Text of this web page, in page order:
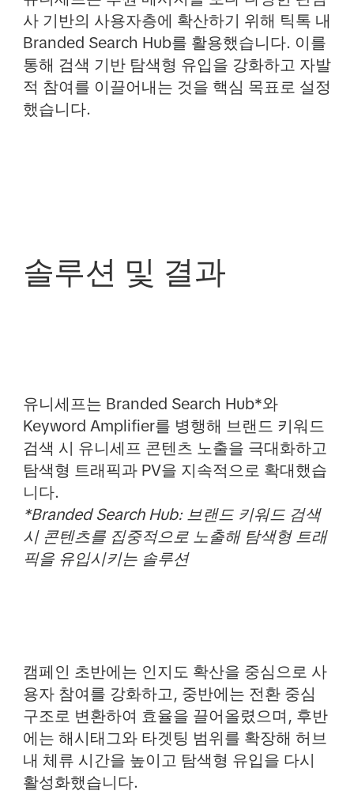
사 기반의 사용자층에 확산하기 위해 틱톡 내
Branded Search Hub를 활용했습니다. 이를
통해 검색 기반 탐색형 유입을 강화하고 자발
적 참여를 이끌어내는 것을 핵심 목표로 설정
했습니다.
솔루션 및 결과
유니세프는 Branded Search Hub*와
Keyword Amplifier를 병행해 브랜드 키워드
검색 시 유니세프 콘텐츠 노출을 극대화하고
탐색형 트래픽과 PV을 지속적으로 확대했습
니다.
*Branded Search Hub: 브랜드 키워드 검색
시 콘텐츠를 집중적으로 노출해 탐색형 트래
픽을 유입시키는 솔루션
캠페인 초반에는 인지도 확산을 중심으로 사
용자 참여를 강화하고, 중반에는 전환 중심
구조로 변환하여 효율을 끌어올렸으며, 후반
에는 해시태그와 타겟팅 범위를 확장해 허브
내 체류 시간을 높이고 탐색형 유입을 다시
활성화했습니다.